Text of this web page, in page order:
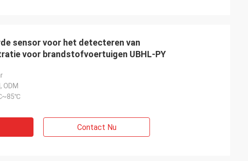
sensor voor het detecteren van
voor brandstofvoertuigen UBHL-PY
ODM
Contact Nu